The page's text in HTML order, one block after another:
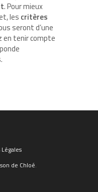
. Pour mieux
les critères
seront d’une
en tenir compte
de Chloé.